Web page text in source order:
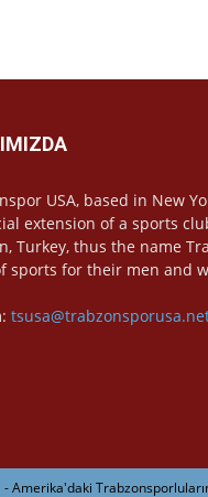
USA, based in New
extension of a sports
Turkey, thus the name
sports for their men and